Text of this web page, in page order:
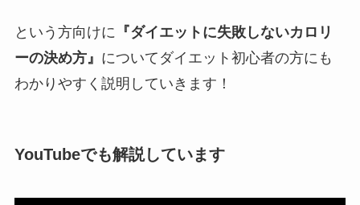
という方向けに 『ダイエットに失敗しないカロリ
ーの決め方』 についてダイエット初心者の方にも
わかりやすく説明していきます！
YouTubeでも解説しています